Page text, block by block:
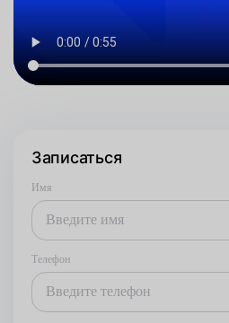
Записаться
Имя
Телефон